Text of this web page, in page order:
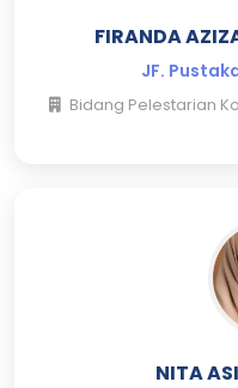
FIRANDA
JF.
Bidang Pelestarian
NITA